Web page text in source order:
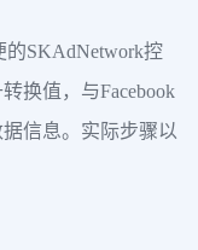
的SKAdNetwork控
换值，与Facebook
信息。实际步骤以